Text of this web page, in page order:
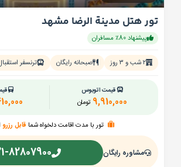
تور هتل مدینة الرضا مشهد
پیشنهاد 80٪ مسافران
۲ شب و ۳ روز صبحانه رایگان ترنسفر
قیمت اتوبوس
تومان 9,910,000
تور با مدت اقامت دلخواه شما قابل رزرو
مشاوره رایگان 82807900